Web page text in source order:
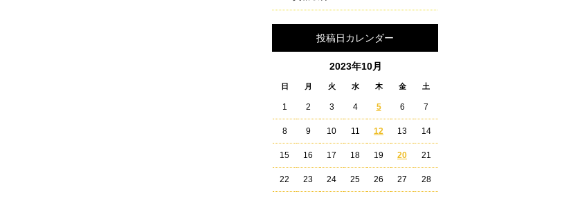
投稿日カレンダー
2023年10月
日 月 火 水 木 金 土
1 2 3 4 5 6 7
8 9 10 11 12 13 14
15 16 17 18 19 20 21
22 23 24 25 26 27 28